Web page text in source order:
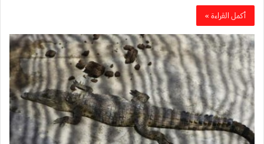
أكمل القراءة »